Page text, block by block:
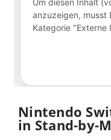
Nintendo
in Stand-by-